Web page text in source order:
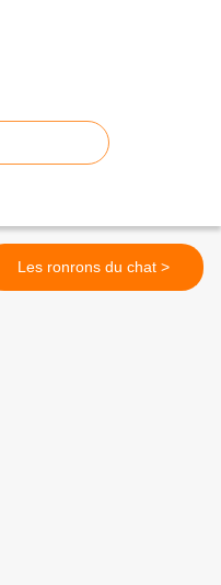
Les ronrons du chat >